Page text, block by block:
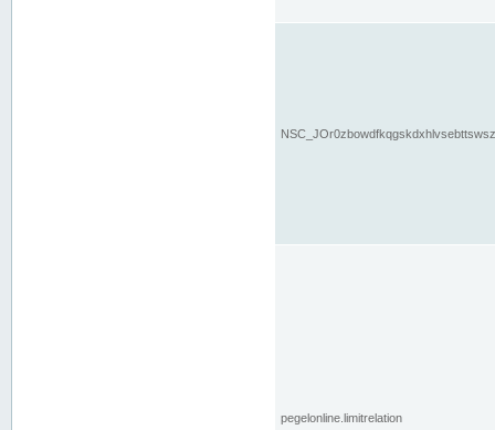
pegelonline.limitrelation